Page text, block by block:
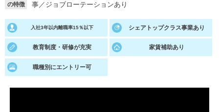
就活支援 就活コラム
適職診断
あなたに合う仕事を診断！
就活チャンネル
の特徴
事／ジョブローテーションあり
入社3年以内離職率15％以下 シェアトップクラス事業あり
教育制度・研修が充実 家賃補助あり
職種別にエントリー可